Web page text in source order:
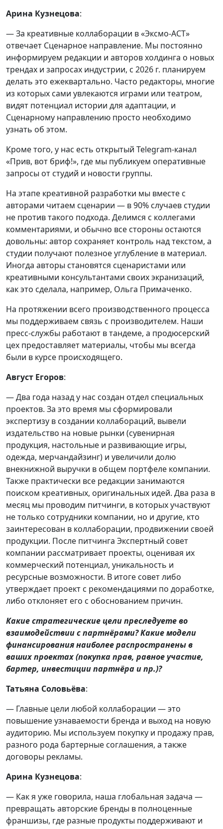
Арина Кузнецова:
— За креативные коллаборации в «Эксмо-АСТ»
отвечает Сценарное направление. Мы постоянно
информируем редакции и авторов холдинга о новых
трендах и запросах индустрии, с 2026 г. планируем
делать это ежеквартально. Часто редакторы, многие
из которых сами увлекаются играми или театром,
видят потенциал истории для адаптации, и
Сценарному направлению просто необходимо
узнать об этом.
Кроме того, у нас есть открытый Telegram-канал
«Прив, вот бриф!», где мы публикуем оперативные
запросы от студий и новости группы.
На этапе креативной разработки мы вместе с
авторами читаем сценарии — в 90% случаев студии
не против такого подхода. Делимся с коллегами
комментариями, и обычно все стороны остаются
довольны: автор сохраняет контроль над текстом, а
студии получают полезное углубление в материал.
Иногда авторы становятся сценаристами или
креативными консультантами своих экранизаций,
как это сделала, например, Ольга Примаченко.
На протяжении всего производственного процесса
мы поддерживаем связь с производителем. Наши
пресс-службы работают в тандеме, а продюсерский
цех предоставляет материалы, чтобы мы всегда
были в курсе происходящего.
Август Егоров:
— Два года назад у нас создан отдел специальных
проектов. За это время мы сформировали
экспертизу в создании коллабораций, вывели
издательство на новые рынки (сувенирная
продукция, настольные и развивающие игры,
одежда, мерчандайзинг) и увеличили долю
внекнижной выручки в общем портфеле компании.
Также практически все редакции занимаются
поиском креативных, оригинальных идей. Два раза в
месяц мы проводим питчинги, в которых участвуют
не только сотрудники компании, но и другие, кто
заинтересован в коллаборации, продвижении своей
продукции. После питчинга Экспертный совет
компании рассматривает проекты, оценивая их
коммерческий потенциал, уникальность и
ресурсные возможности. В итоге совет либо
утверждает проект с рекомендациями по доработке,
либо отклоняет его с обоснованием причин.
Какие стратегические цели преследуете во
взаимодействии с партнёрами? Какие модели
финансирования наиболее распространены в
ваших проектах (покупка прав, равное участие,
бартер, инвестиции партнёра и пр.)?
Татьяна Соловьёва:
— Главные цели любой коллаборации — это
повышение узнаваемости бренда и выход на новую
аудиторию. Мы используем покупку и продажу прав,
разного рода бартерные соглашения, а также
договоры рекламы.
Арина Кузнецова:
— Как я уже говорила, наша глобальная задача —
превращать авторские бренды в полноценные
франшизы, где разные продукты поддерживают и